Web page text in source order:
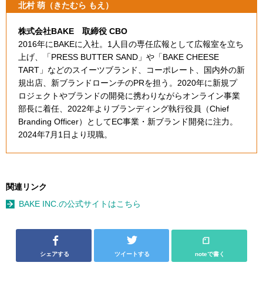
北村 萌（きたむら もえ）
株式会社BAKE 取締役 CBO
2016年にBAKEに入社。1人目の専任広報として広報室を立ち
上げ、「PRESS BUTTER SAND」や「BAKE CHEESE
TART」などのスイーツブランド、コーポレート、国内外の新
規出店、新ブランドローンチのPRを担う。2020年に新規プ
ロジェクトやブランドの開発に携わりながらオンライン事業
部長に着任、2022年よりブランディング執行役員（Chief
Branding Officer）としてEC事業・新ブランド開発に注力。
2024年7月1日より現職。
関連リンク
BAKE INC.の公式サイトはこちら
シェアする ツイートする noteで書く